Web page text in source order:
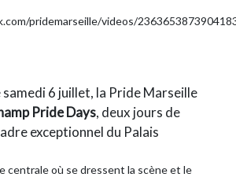
pridemarseille/videos/
samedi 6 juillet, la Pride Marseille
Pride Days, deux jours de
exceptionnel du Palais
centrale où se dressent la scène et le